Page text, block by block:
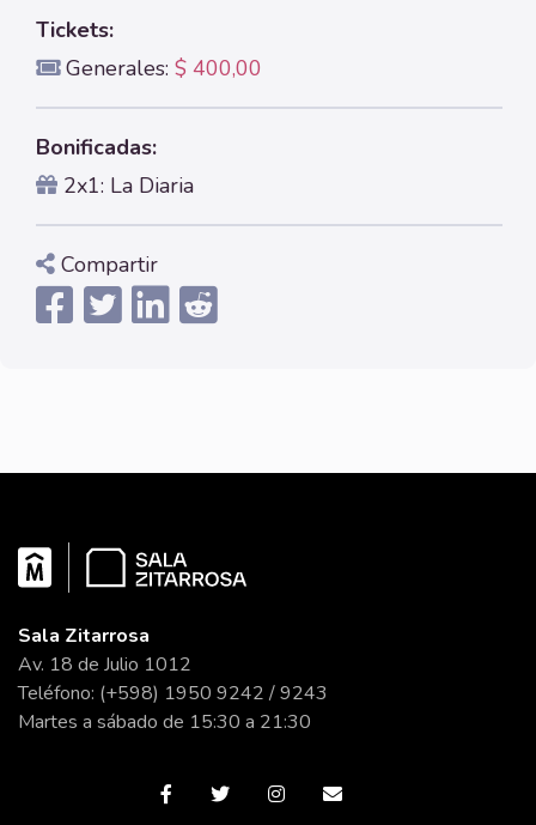
Tickets:
Generales: $ 400,00
Bonificadas:
2x1: La Diaria
Compartir
Sala Zitarrosa
Av. 18 de Julio 1012
Teléfono: (+598) 1950 9242 / 9243
Martes a sábado de 15:30 a 21:30